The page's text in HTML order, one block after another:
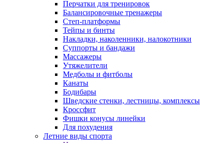
Перчатки для тренировок
Балансировочные тренажеры
Степ-платформы
Тейпы и бинты
Накладки, наколенники, налокотники
Суппорты и бандажи
Массажеры
Утяжелители
Медболы и фитболы
Канаты
Бодибары
Шведские стенки, лестницы, комплексы
Кроссфит
Фишки конусы линейки
Для похудения
Летние виды спорта